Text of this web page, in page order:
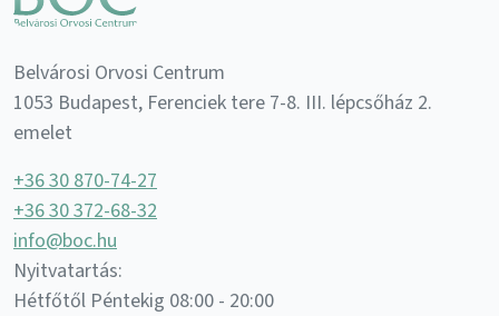
Belvárosi Orvosi Centrum
1053 Budapest, Ferenciek tere 7-8. III. lépcsőház 2.
emelet
+36 30 870-74-27
+36 30 372-68-32
info@boc.hu
Nyitvatartás:
Hétfőtől Péntekig 08:00 - 20:00